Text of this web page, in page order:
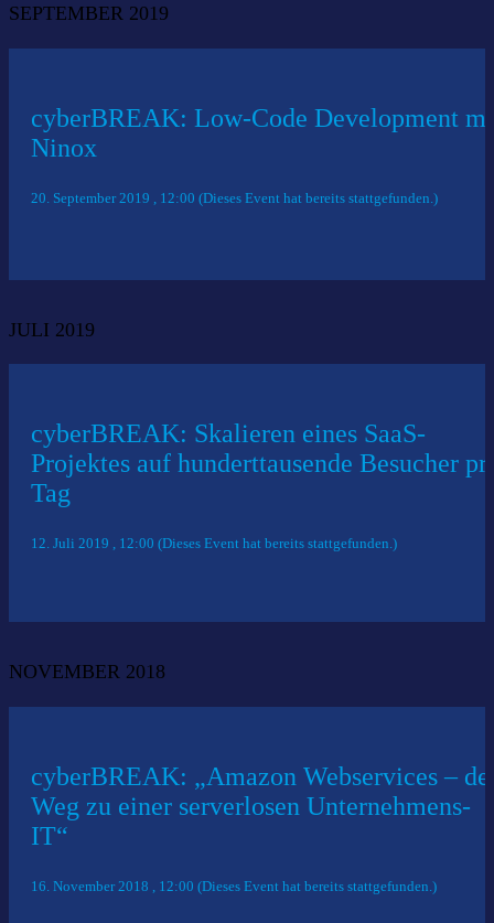
SEPTEMBER 2019
cyberBREAK: Low-Code Development
Ninox
20. September 2019 , 12:00 (Dieses Event hat bereits stattgefunden.)
JULI 2019
cyberBREAK: Skalieren eines SaaS-
Projektes auf hunderttausende Besucher
Tag
12. Juli 2019 , 12:00 (Dieses Event hat bereits stattgefunden.)
NOVEMBER 2018
cyberBREAK: „Amazon Webservices –
Weg zu einer serverlosen Unternehmens-
IT“
16. November 2018 , 12:00 (Dieses Event hat bereits stattgefunden.)